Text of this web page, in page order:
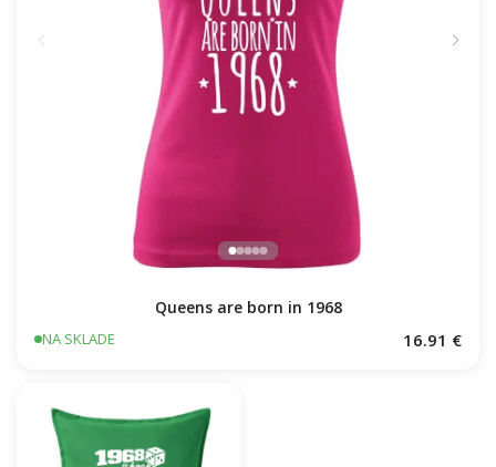
Queens are born in 1968
NA SKLADE 16.91 €